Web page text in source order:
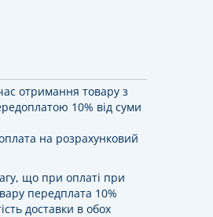
отримання товару з
10% від суми
на розрахунковий
що при оплаті при
передплата 10%
доставки в обох